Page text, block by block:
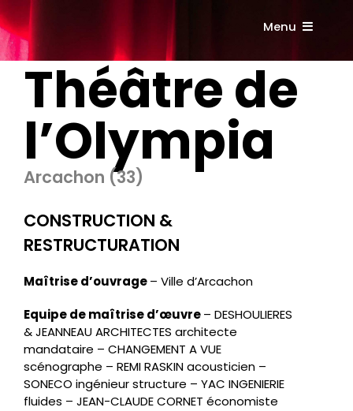
Passer
au
contenu
Menu
Accueil
Présentation
Références
Contact
Théâtre de
l’Olympia
Arcachon (33)
CONSTRUCTION &
RESTRUCTURATION
Maîtrise d’ouvrage– Ville d’Arcachon
Equipe de maîtrise d’œuvre– DESHOULIERES
& JEANNEAU ARCHITECTES architecte
mandataire – CHANGEMENT A VUE
scénographe – REMI RASKIN acousticien –
SONECO ingénieur structure – YAC INGENIERIE
fluides – JEAN-CLAUDE CORNET économiste